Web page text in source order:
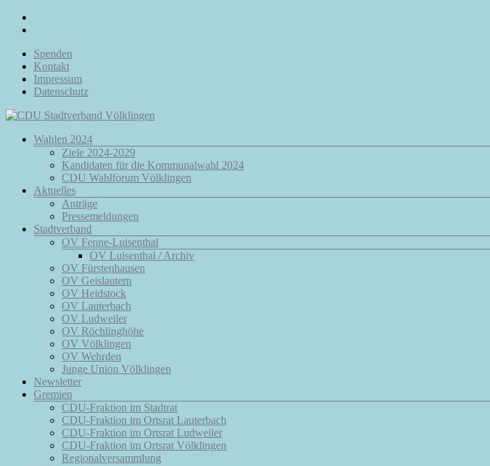
Zum
Inhalt
Spenden
Kontakt
Impressum
Datenschutz
CDU
Stadtverband
Völklingen
Euch.
Menü
Wahlen 2024
Ziele 2024-2029
Kandidaten für die Kommunalwahl 2024
CDU Wahlforum Völklingen
Aktuelles
Anträge
Pressemeldungen
Stadtverband
OV Fenne-Luisenthal
OV Luisenthal / Archiv
OV Fürstenhausen
OV Geislautern
OV Heidstock
OV Lauterbach
OV Ludweiler
OV Röchlinghöhe
OV Völklingen
OV Wehrden
Junge Union Völklingen
Newsletter
Gremien
CDU-Fraktion im Stadtrat
CDU-Fraktion im Ortsrat Lauterbach
CDU-Fraktion im Ortsrat Ludweiler
CDU-Fraktion im Ortsrat Völklingen
Regionalversammlung